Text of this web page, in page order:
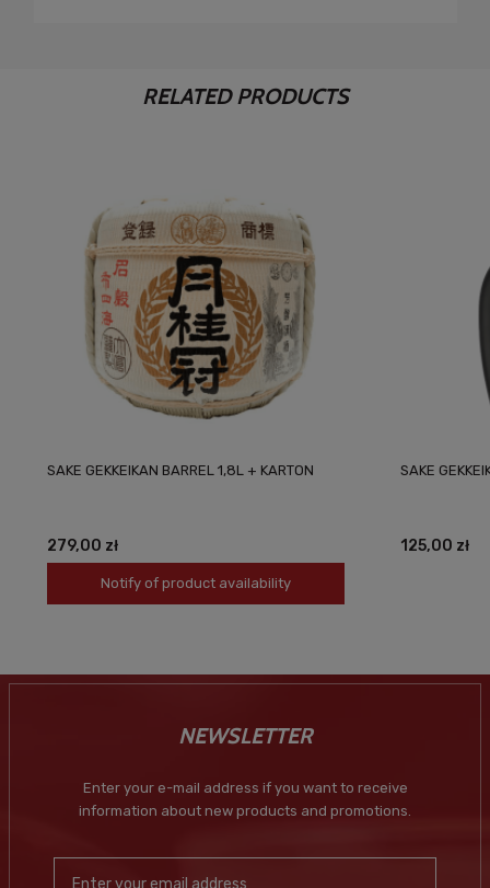
RELATED PRODUCTS
SAKE GEKKEIKAN BARREL 1,8L + KARTON
279,00 zł
Notify of product availability
SAKE
125,00 zł
NEWSLETTER
Enter your e-mail address if you want to receive
information about new products and promotions.